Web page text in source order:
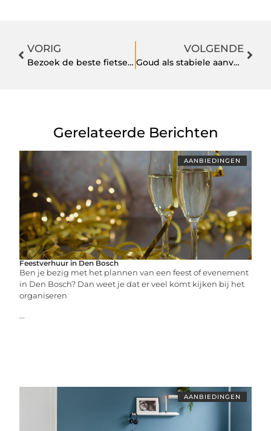
VORIG
Bezoek de beste fietsenwinkels in Limburg
VOLGENDE
Goud als stabiele aanvulling op je portefeuille
Gerelateerde Berichten
AANBIEDINGEN
Feestverhuur in Den Bosch
Ben je bezig met het plannen van een feest of evenement
in Den Bosch? Dan weet je dat er veel komt kijken bij het
organiseren
...
AANBIEDINGEN